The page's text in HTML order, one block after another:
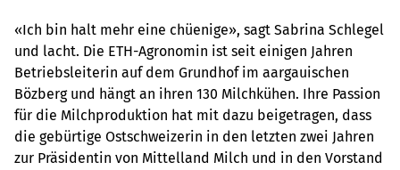
«Ich bin halt mehr eine chüenige», sagt Sabrina Schlegel
und lacht. Die ETH-Agronomin ist seit einigen Jahren
Betriebsleiterin auf dem Grundhof im aargauischen
Bözberg und hängt an ihren 130 Milchkühen. Ihre Passion
für die Milchproduktion hat mit dazu beigetragen, dass
die gebürtige Ostschweizerin in den letzten zwei Jahren
zur Präsidentin von Mittelland Milch und in den Vorstand